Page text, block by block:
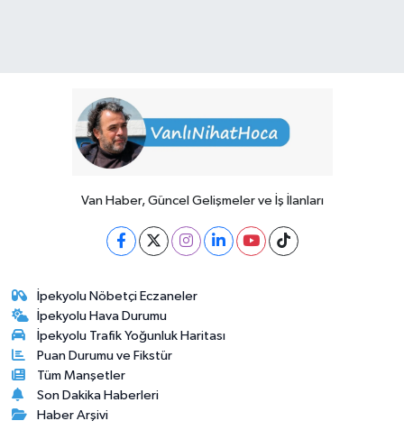
Van Haber, Güncel Gelişmeler ve İş İlanları
İpekyolu Nöbetçi Eczaneler
İpekyolu Hava Durumu
İpekyolu Trafik Yoğunluk Haritası
Puan Durumu ve Fikstür
Tüm Manşetler
Son Dakika Haberleri
Haber Arşivi